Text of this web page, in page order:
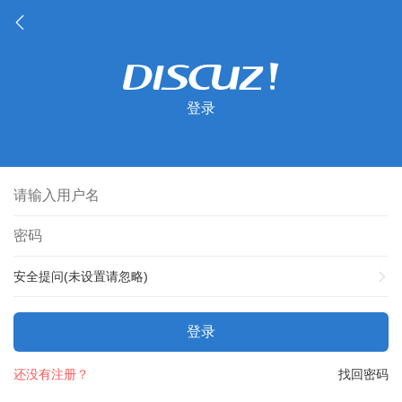
登录
安全提问(未设置请忽略)
登录
找回密码
还没有注册？